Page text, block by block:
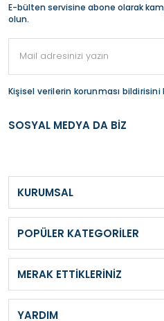
E-bülten servisine abone olarak
olun.
Kişisel verilerin korunması
SOSYAL MEDYA DA BİZ
KURUMSAL
POPÜLER KATEGORİLER
MERAK ETTİKLERİNİZ
YARDIM